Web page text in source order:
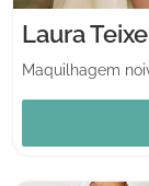
Laura
Maquilhagem